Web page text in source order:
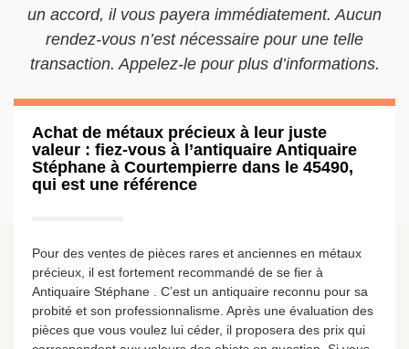
un accord, il vous payera immédiatement. Aucun
rendez-vous n’est nécessaire pour une telle
transaction. Appelez-le pour plus d’informations.
Achat de métaux précieux à leur juste
valeur : fiez-vous à l’antiquaire Antiquaire
Stéphane à Courtempierre dans le 45490,
qui est une référence
Pour des ventes de pièces rares et anciennes en métaux
précieux, il est fortement recommandé de se fier à
Antiquaire Stéphane . C’est un antiquaire reconnu pour sa
probité et son professionnalisme. Après une évaluation des
pièces que vous voulez lui céder, il proposera des prix qui